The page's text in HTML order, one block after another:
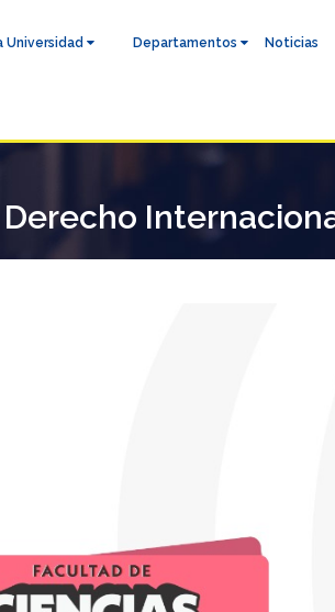
Universidad Departamentos Noticias
Derecho